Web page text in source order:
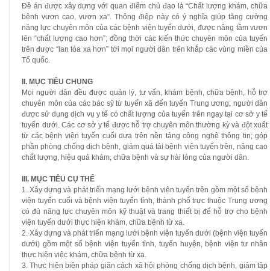
Đề án được xây dựng với quan điểm chủ đạo là “Chất lượng khám, chữa
bệnh vươn cao, vươn xa”. Thông điệp này có ý nghĩa giúp tăng cường
năng lực chuyên môn của các bệnh viện tuyến dưới, được nâng tầm vươn
lên “chất lượng cao hơn”; đồng thời các kiến thức chuyên môn của tuyến
trên được “lan tỏa xa hơn” tới mọi người dân trên khắp các vùng miền của
Tổ quốc.
II. MỤC TIÊU CHUNG
Mọi người dân đều được quản lý, tư vấn, khám bệnh, chữa bệnh, hỗ trợ
chuyên môn của các bác sỹ từ tuyến xã đến tuyến Trung ương; người dân
được sử dụng dịch vụ y tế có chất lượng của tuyến trên ngay tại cơ sở y tế
tuyến dưới. Các cơ sở y tế được hỗ trợ chuyên môn thường kỳ và đột xuất
từ các bệnh viện tuyến cuối dựa trên nền tảng công nghệ thông tin; góp
phần phòng chống dịch bệnh, giảm quá tải bệnh viện tuyến trên, nâng cao
chất lượng, hiệu quả khám, chữa bệnh và sự hài lòng của người dân.
III. MỤC TIÊU CỤ THỂ
1. Xây dựng và phát triển mạng lưới bệnh viện tuyến trên gồm một số bệnh
viện tuyến cuối và bệnh viện tuyến tỉnh, thành phố trực thuộc Trung ương
có đủ năng lực chuyên môn kỹ thuật và trang thiết bị để hỗ trợ cho bệnh
viện tuyến dưới thực hiện khám, chữa bệnh từ xa.
2. Xây dựng và phát triển mạng lưới bệnh viện tuyến dưới (bệnh viện tuyến
dưới) gồm một số bệnh viện tuyến tỉnh, tuyến huyện, bệnh viện tư nhân
thực hiện việc khám, chữa bệnh từ xa.
3. Thực hiện biện pháp giãn cách xã hội phòng chống dịch bệnh, giảm tập